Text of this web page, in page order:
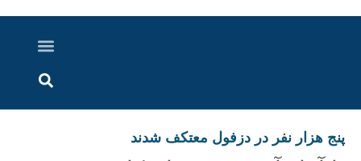
نفر در دزفول معتکف شدند